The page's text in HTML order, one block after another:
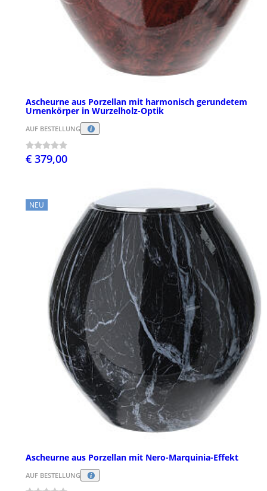
Ascheurne aus Porzellan mit harmonisch gerundetem
Urnenkörper in Wurzelholz-Optik
AUF BESTELLUNG
€ 379,00
NEU
Ascheurne aus Porzellan mit Nero-Marquinia-Effekt
AUF BESTELLUNG